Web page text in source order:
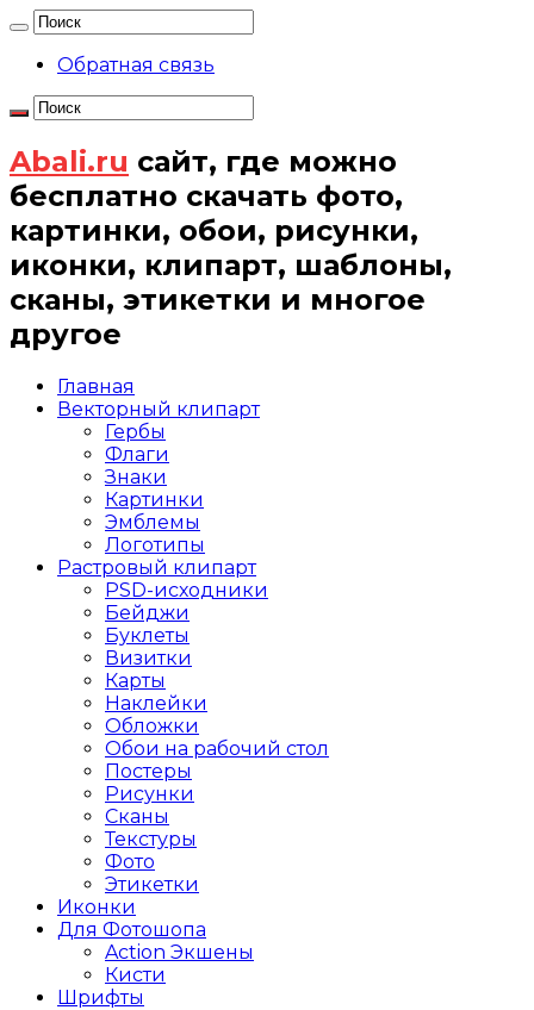
Обратная связь
Abali.ru сайт, где можно
бесплатно скачать фото,
картинки, обои, рисунки,
иконки, клипарт, шаблоны,
сканы, этикетки и многое
другое
Главная
Векторный клипарт
Гербы
Флаги
Знаки
Картинки
Эмблемы
Логотипы
Растровый клипарт
PSD-исходники
Бейджи
Буклеты
Визитки
Карты
Наклейки
Обложки
Обои на рабочий стол
Постеры
Рисунки
Сканы
Текстуры
Фото
Этикетки
Иконки
Для Фотошопа
Action Экшены
Кисти
Шрифты